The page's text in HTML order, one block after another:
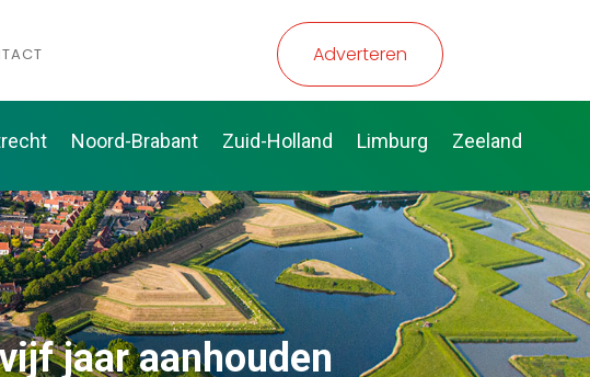
Adverteren
Noord-Brabant Zuid-Holland Limburg Zeeland
jaar aanhouden